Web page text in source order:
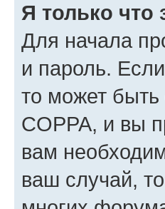
Я только что
Для начала
и пароль.
то может
COPPA, и вы
вам
ваш случай,